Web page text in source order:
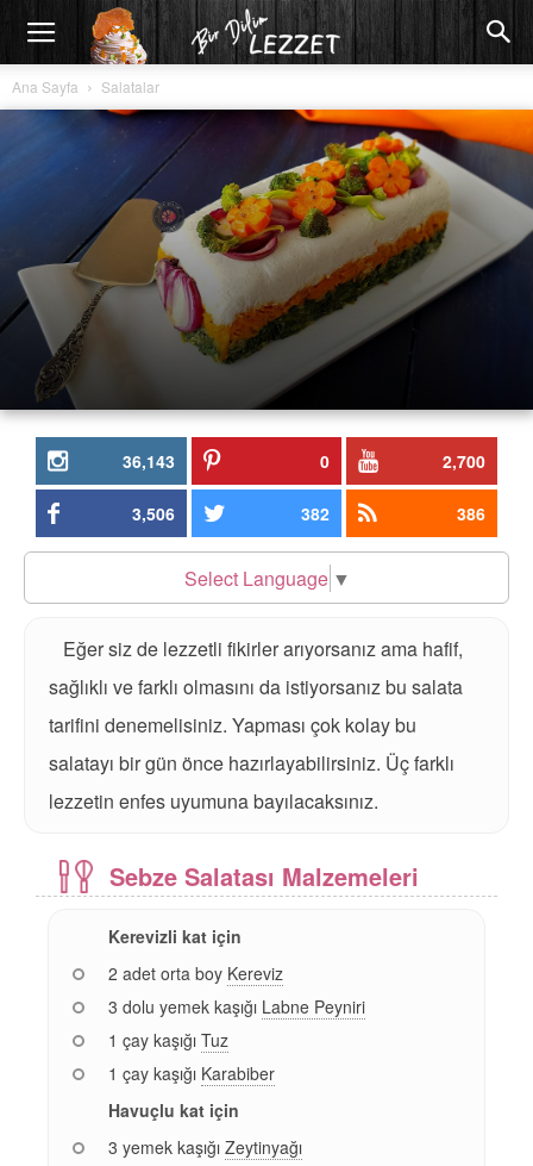
Ana Sayfa Salatalar
36,143 0 2,700
3,506 382 386
Select Language ▼
Eğer siz de lezzetli fikirler arıyorsanız ama hafif,
sağlıklı ve farklı olmasını da istiyorsanız bu salata
tarifini denemelisiniz. Yapması çok kolay bu
salatayı bir gün önce hazırlayabilirsiniz. Üç farklı
lezzetin enfes uyumuna bayılacaksınız.
Sebze Salatası Malzemeleri
Kerevizli kat için
2 adet orta boy Kereviz
3 dolu yemek kaşığı Labne Peyniri
1 çay kaşığı Tuz
1 çay kaşığı Karabiber
Havuçlu kat için
3 yemek kaşığı Zeytinyağı